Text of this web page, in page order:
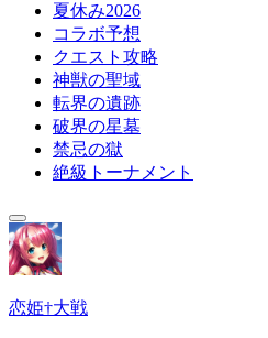
夏休み2026
コラボ予想
クエスト攻略
神獣の聖域
転界の遺跡
破界の星墓
禁忌の獄
絶級トーナメント
恋姫†大戦